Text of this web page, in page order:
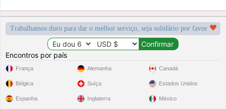
Trabalhamos duro para dar o melhor serviço, seja solidário por favor
Encontros por país
França
Bélgica
Espanha
Alemanha
Suíça
Inglaterra
Canadá
Estados Unidos
México